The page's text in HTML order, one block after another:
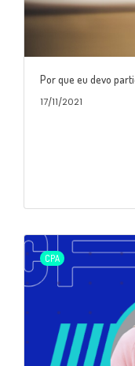
Por que eu devo
17/11/2021
CPA